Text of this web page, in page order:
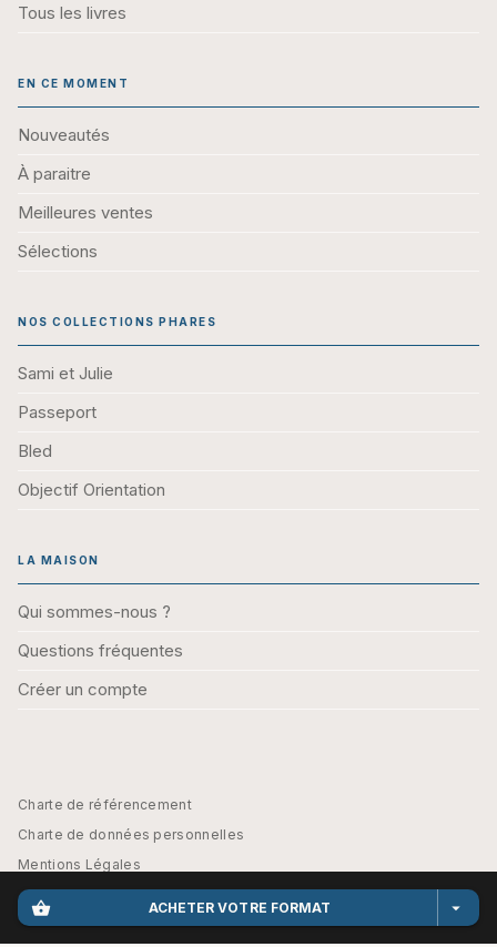
shopping_basket ACHETER VOTRE FORMAT arrow_drop_down
Tous les livres
EN CE MOMENT
Nouveautés
À paraitre
Meilleures ventes
Sélections
NOS COLLECTIONS PHARES
Sami et Julie
Passeport
Bled
Objectif Orientation
LA MAISON
Qui sommes-nous ?
Questions fréquentes
Créer un compte
Charte de référencement
Charte de données personnelles
Mentions Légales
Engagement durable
CGU